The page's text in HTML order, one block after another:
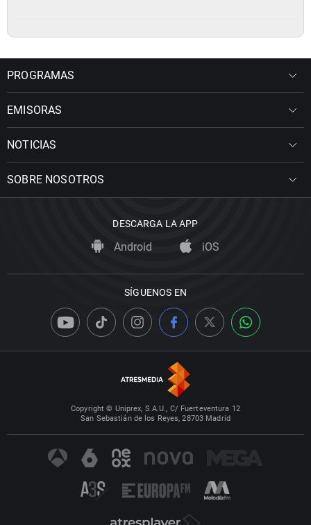
PROGRAMAS
EMISORAS
NOTICIAS
SOBRE NOSOTROS
DESCARGA LA APP
Android iOS
SÍGUENOS EN
Copyright © Uniprex, S.A.U., C/ Fuerteventura 12
San Sebastián de los Reyes, 28703 Madrid